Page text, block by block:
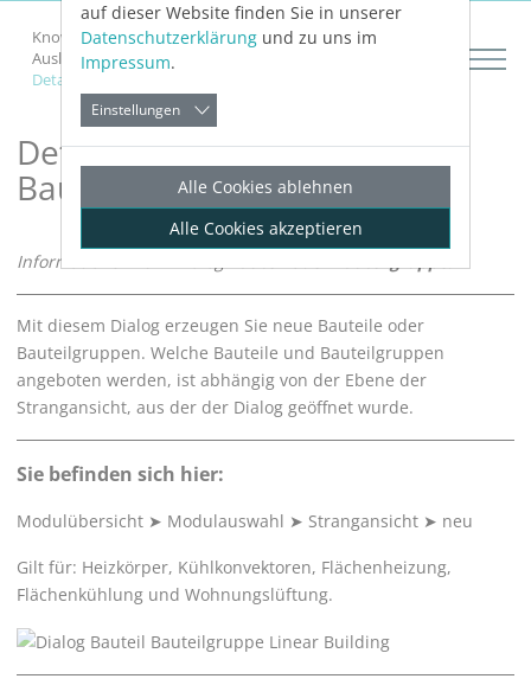
Knowledge Base Revit
Bauteile auslegen
Auslegung von Heizkörpern
Details zu Bauteil oder Bauteilgruppe
Details zu Bauteil oder
Bauteilgruppe
Informationen zum Dialog
Mit diesem Dialog erzeugen Sie neue Bauteile oder
Bauteilgruppen. Welche Bauteile und Bauteilgruppen
angeboten werden, ist abhängig von der Ebene der
Strangansicht, aus der der Dialog geöffnet wurde.
Sie befinden sich hier:
Modulübersicht ➤ Modulauswahl ➤ Strangansicht ➤ neu
Gilt für: Heizkörper, Kühlkonvektoren, Flächenheizung,
Flächenkühlung und Wohnungslüftung.
auf dieser Website finden Sie in unserer
Datenschutzerklärung und zu uns im
Impressum.
Einstellungen
Alle Cookies ablehnen
Alle Cookies akzeptieren